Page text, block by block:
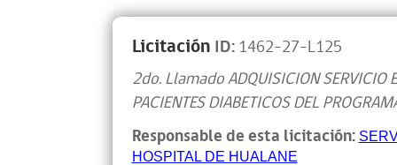
Licitación ID:1462-27-L125
2do. Llamado ADQUISICION SERVICIO
PACIENTES DIABETICOS DEL
Responsable de esta licitación:
HOSPITAL DE HUALANE